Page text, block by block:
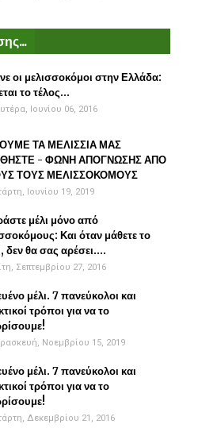
οι μελισσοκόμοι στην Ελλάδα:
το τέλος...
Ιουνίου 06, 2016
ΤΑ ΜΕΛΙΣΣΙΑ ΜΑΣ
- ΦΩΝΗ ΑΠΟΓΝΩΣΗΣ ΑΠΟ
ΤΟΥΣ ΜΕΛΙΣΣΟΚΟΜΟΥΣ
Ιουνίου 19, 2019
μέλι μόνο από
Και όταν μάθετε το
δεν θα σας αρέσει....
Σεπτεμβρίου 27, 2016
μέλι. 7 πανεύκολοι και
τρόποι για να το
Νοεμβρίου 15, 2019
μέλι. 7 πανεύκολοι και
τρόποι για να το
Δεκεμβρίου 21, 2016